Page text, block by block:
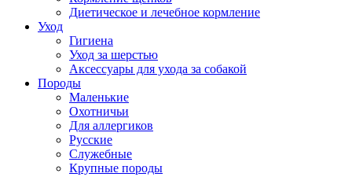
Диетическое и лечебное кормление
Уход
Гигиена
Уход за шерстью
Аксессуары для ухода за собакой
Породы
Маленькие
Охотничьи
Для аллергиков
Русские
Служебные
Крупные породы